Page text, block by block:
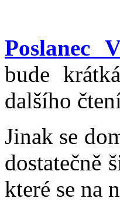
Poslanec
bude
dalšího
Jinak se
dostatečně
které se na